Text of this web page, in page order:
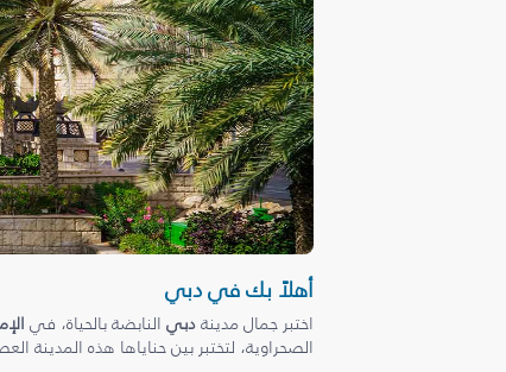
أهلاً بك في دبي
اختبر جمال مدينةدبي النابضة بالحياة، في
الصحراوية، لتختبر بين حناياها هذه المدينة